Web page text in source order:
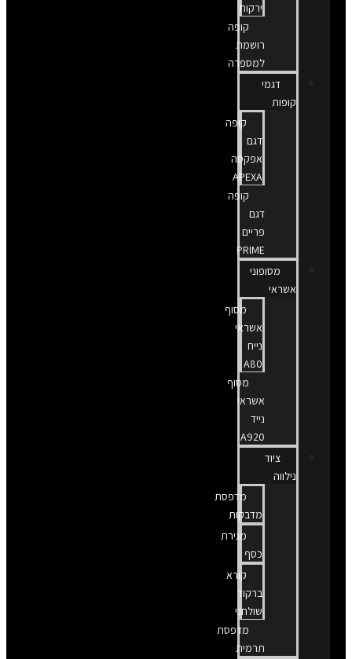
ירקות
קופה
רושמת
למספרה
דגמי
קופות
קופה
דגם
אפקסה
APEXA
קופה
דגם
פריים
PRIME
מסופוני
אשראי
מסוף
אשראי
נייח
A80
מסוף
אשראי
נייד
A920
ציוד
נילווה
מדפסת
מדבקות
מגירת
כסף
קורא
ברקוד
שולחני
מדפסת
תרמית